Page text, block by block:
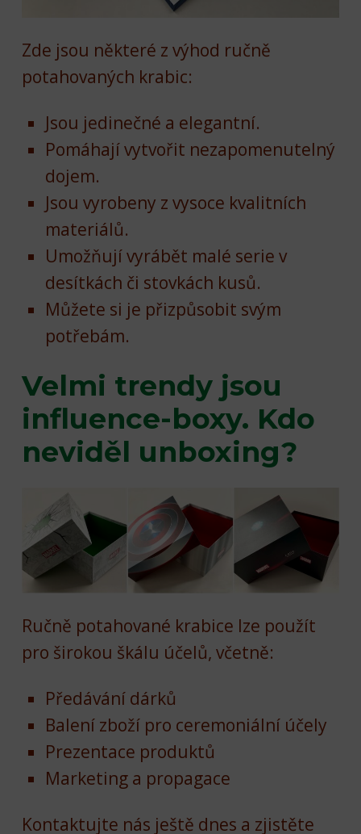
Zde jsou některé z výhod ručně
potahovaných krabic:
Jsou jedinečné a elegantní.
Pomáhají vytvořit nezapomenutelný
dojem.
Jsou vyrobeny z vysoce kvalitních
materiálů.
Umožňují vyrábět malé serie v
desítkách či stovkách kusů.
Můžete si je přizpůsobit svým
potřebám.
Velmi trendy jsou
influence-boxy. Kdo
neviděl unboxing?
Ručně potahované krabice lze použít
pro širokou škálu účelů, včetně:
Předávání dárků
Balení zboží pro ceremoniální účely
Prezentace produktů
Marketing a propagace
Kontaktujte nás ještě dnes a zjistěte